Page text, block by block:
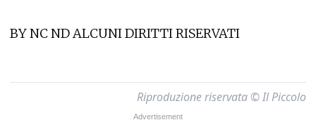
BY NC ND ALCUNI DIRITTI RISERVATI
Riproduzione riservata © Il Piccolo